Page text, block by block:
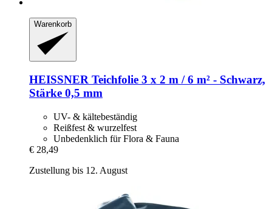
Warenkorb
HEISSNER Teichfolie 3 x 2 m / 6 m² -​ Schwarz,
Stärke 0,5 mm
UV- & kältebeständig
Reißfest & wurzelfest
Unbedenklich für Flora & Fauna
€ 28,49
Zustellung bis 12. August